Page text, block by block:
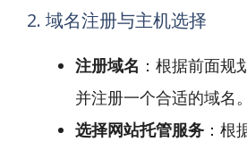
2. 域名注册与主机选择
注册域名 ：根据前面规
并注册一个合适的域名。
选择网站托管服务 ：根